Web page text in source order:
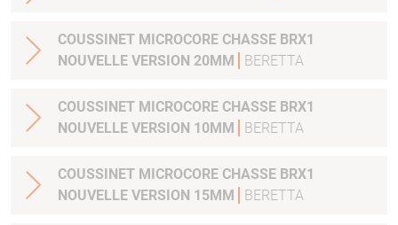
COUSSINET MICROCORE CHASSE BRX1
NOUVELLE VERSION 20MM
BERETTA
COUSSINET MICROCORE CHASSE BRX1
NOUVELLE VERSION 10MM
BERETTA
COUSSINET MICROCORE CHASSE BRX1
NOUVELLE VERSION 15MM
BERETTA